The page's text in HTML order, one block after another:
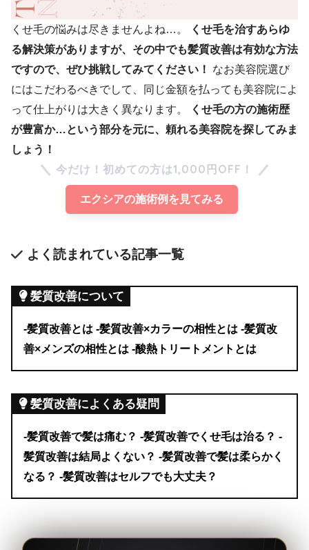
くせ毛の悩みは尽きませんよね…。
くせ毛を治すあらゆ
る解決策がありますが、その中でも髪質改善は有効な方法
ですので、ぜひ挑戦してみてください！
なお美容院選び
にはこだわるべきでして、同じ金額を払っても美容院によ
って仕上がりは大きく異なります。
くせ毛の方の施術歴
が豊富か…という部分を元に、頼れる美容院を探してみま
しょう！
今だけ！初めての方は1,000円OFF！
エクシアの施術例を見てみる
よく読まれている記事一覧
髪質改善について
-髪質改善とは -髪質改善×カラーの相性とは -髪質改
善×メンズの相性とは -酸熱トリートメントとは
髪質改善によくある疑問
-髪質改善で髪は痛む？ -髪質改善でくせ毛は治る？ -
髪質改善は結局よくない？ -髪質改善で髪は柔らかく
なる？ -髪質改善はセルフでも大丈夫？